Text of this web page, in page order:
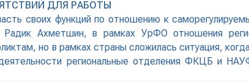
ДЛЯ РАБОТЫ
своих функций по отношению к
Ахметшин, в рамках УрФО отношения
но в рамках страны сложилась ситуация,
региональные отделения ФКЦБ и